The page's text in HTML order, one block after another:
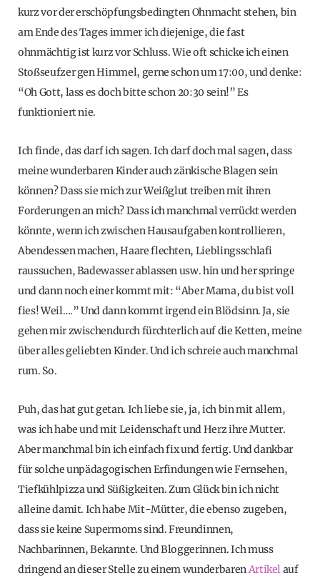
kurz vor der erschöpfungsbedingten Ohnmacht stehen, bin
am Ende des Tages immer ich diejenige, die fast
ohnmächtig ist kurz vor Schluss. Wie oft schicke ich einen
Stoßseufzer gen Himmel, gerne schon um 17:00, und denke:
“Oh Gott, lass es doch bitte schon 20:30 sein!” Es
funktioniert nie.
Ich finde, das darf ich sagen. Ich darf doch mal sagen, dass
meine wunderbaren Kinder auch zänkische Blagen sein
können? Dass sie mich zur Weißglut treiben mit ihren
Forderungen an mich? Dass ich manchmal verrückt werden
könnte, wenn ich zwischen Hausaufgaben kontrollieren,
Abendessen machen, Haare flechten, Lieblingsschlafi
raussuchen, Badewasser ablassen usw. hin und her springe
und dann noch einer kommt mit: “Aber Mama, du bist voll
fies! Weil….” Und dann kommt irgend ein Blödsinn. Ja, sie
gehen mir zwischendurch fürchterlich auf die Ketten, meine
über alles geliebten Kinder. Und ich schreie auch manchmal
rum. So.
Puh, das hat gut getan. Ich liebe sie, ja, ich bin mit allem,
was ich habe und mit Leidenschaft und Herz ihre Mutter.
Aber manchmal bin ich einfach fix und fertig. Und dankbar
für solche unpädagogischen Erfindungen wie Fernsehen,
Tiefkühlpizza und Süßigkeiten. Zum Glück bin ich nicht
alleine damit. Ich habe Mit-Mütter, die ebenso zugeben,
dass sie keine Supermoms sind. Freundinnen,
Nachbarinnen, Bekannte. Und Bloggerinnen. Ich muss
dringend an dieser Stelle zu einem wunderbarenArtikelauf